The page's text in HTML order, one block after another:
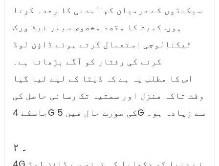
سیکنڈوں کے درمیان کم آمدنی کا وعدہ کرتا
ہوں. کمیت کا مقصد مخصوص سیلر نیٹ ورک
ٹیکنالوجی استعمال کرتے ہوئے ڈاؤن لوڈ
کرنے کی رفتار کو آگے بڑھانا ہے۔
اس کا مطلب یہ ہے کہ ڈیٹا کے لیے لیا گیا
وقت تاکہ منزل اور سمتیہ تک رسائی حاصل کی
جاسکے 4G کی صورت حال میں 5G سے زیادہ ہو۔
۲ ۔